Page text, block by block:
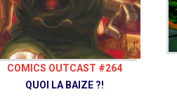
COMICS OUTCAST #264
QUOI LA BAIZE ?!